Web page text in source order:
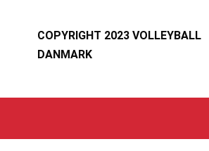
COPYRIGHT 2023 VOLLEYBALL
DANMARK